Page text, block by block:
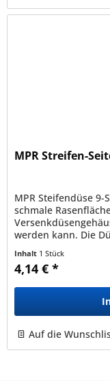
MPR Streifen-
MPR Steifendüse
schmale
werden kann. Die
Inhalt 1 Stück
4,14 € *
Auf die